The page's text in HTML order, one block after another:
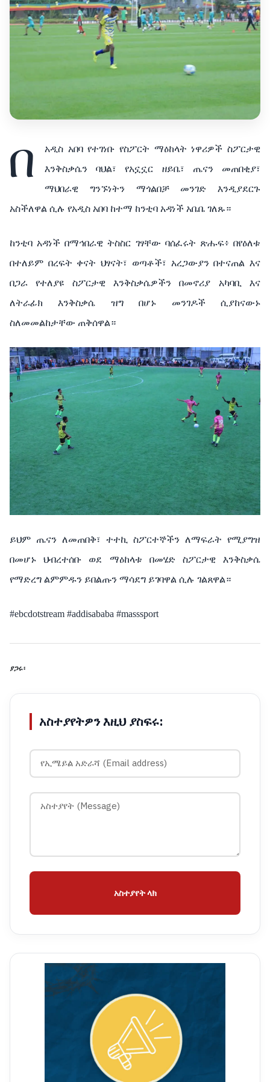
በ
አዲስ አበባ የተገነቡ የስፖርት ማዕከላት ነዋሪዎች ስፖርታዊ
እንቅስቃሴን ባህል፣ የአኗኗር ዘይቤ፣ ጤናን መጠበቂያ፣
ማህበራዊ ግንኙነትን ማጎልበቻ መንገድ እንዲያደርጉ
አስችለዋል ሲሉ የአዲስ አበባ ከተማ ከንቲባ አዳነች አቤቤ ገለጹ።
ከንቲባ አዳነች በማኅበራዊ ትስስር ገፃቸው ባሰፈሩት ጽሑፍ፥ በየዕለቱ
በተለይም በረፍት ቀናት ህፃናት፣ ወጣቶች፣ አረጋውያን በተናጠል እና
በጋራ የተለያዩ ስፖርታዊ እንቅስቃሴዎችን በመኖሪያ አካባቢ እና
ለትራፊክ እንቅስቃሴ ዝግ በሆኑ መንገዶች ሲያከናውኑ
ስለመመልከታቸው ጠቅሰዋል።
ይህም ጤናን ለመጠበቅ፣ ተተኪ ስፖርተኞችን ለማፍራት የሚያግዝ
በመሆኑ ህብረተሰቡ ወደ ማዕከላቱ በመሄድ ስፖርታዊ እንቅስቃሴ
የማድረግ ልምምዱን ይበልጡን ማሳደግ ይገባዋል ሲሉ ገልጸዋል።
#ebcdotstream #addisababa #masssport
ያጋሩ፡
አስተያየትዎን እዚህ ያስፍሩ:
አስተያየት ላክ